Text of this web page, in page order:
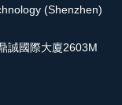
(Shenzhen)
誠國際大廈2603M